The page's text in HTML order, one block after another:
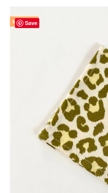
NOUVEAU
Save